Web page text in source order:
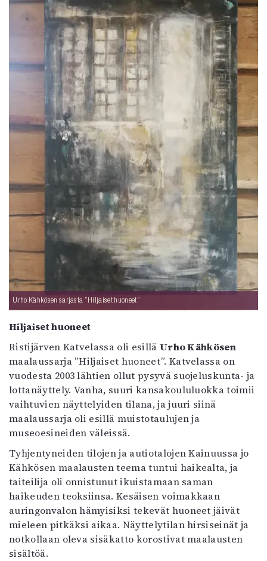
Urho Kähkösen sarjasta ”Hiljaiset huoneet”
Hiljaiset huoneet
Ristijärven Katvelassa oli esillä Urho Kähkösen
maalaussarja ”Hiljaiset huoneet”. Katvelassa on
vuodesta 2003 lähtien ollut pysyvä suojeluskunta- ja
lottanäyttely. Vanha, suuri kansakoululuokka toimii
vaihtuvien näyttelyiden tilana, ja juuri siinä
maalaussarja oli esillä muistotaulujen ja
museoesineiden väleissä.
Tyhjentyneiden tilojen ja autiotalojen Kainuussa jo
Kähkösen maalausten teema tuntui haikealta, ja
taiteilija oli onnistunut ikuistamaan saman
haikeuden teoksiinsa. Kesäisen voimakkaan
auringonvalon hämyisiksi tekevät huoneet jäivät
mieleen pitkäksi aikaa. Näyttelytilan hirsiseinät ja
notkollaan oleva sisäkatto korostivat maalausten
sisältöä.